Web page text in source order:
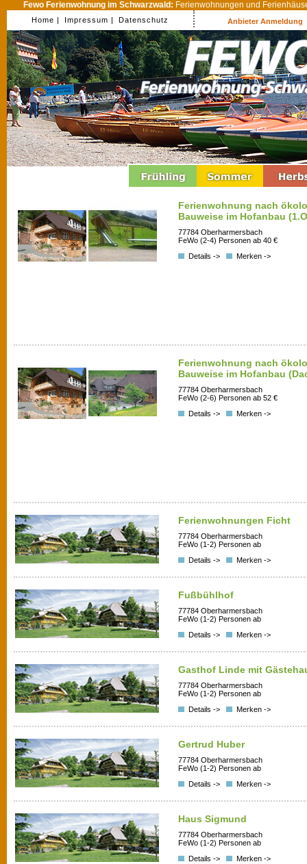
Fewo Ferienwohnung im Schwarzwald: Ferienwohnungen und
Home | Impressum | Datenschutz Anbieter Anmeldung
Ferienwohnung nach
Bauweise im Hofanbau
77784 Oberharmersbach
FeWo (2-4) Personen ab 40 €
Details ->
Merken ->
Ferienwohnung nach
Bauweise im Hofanbau
77784 Oberharmersbach
FeWo (2-6) Personen ab 52 €
Details ->
Merken ->
Ferienwohnungen Ficht
77784 Oberharmersbach
FeWo (1-2) Personen ab
Details ->
Merken ->
Fußbühlhof
77784 Oberharmersbach
FeWo (1-2) Personen ab
Details ->
Merken ->
Gasthof Linde mit
77784 Oberharmersbach
FeWo (1-2) Personen ab
Details ->
Merken ->
Gertrud Huber
77784 Oberharmersbach
FeWo (1-2) Personen ab
Details ->
Merken ->
Haus Sigmund
77784 Oberharmersbach
FeWo (1-2) Personen ab
Details ->
Merken ->